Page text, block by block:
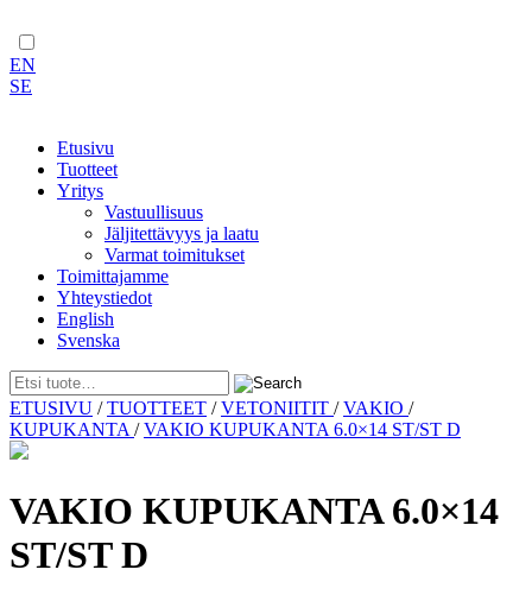
EN
SE
Etusivu
Tuotteet
Yritys
Vastuullisuus
Jäljitettävyys ja laatu
Varmat toimitukset
Toimittajamme
Yhteystiedot
English
Svenska
Skip
to
content
ETUSIVU /TUOTTEET /VETONIITIT /VAKIO /
KUPUKANTA /VAKIO KUPUKANTA 6.0×14 ST/ST D
VAKIO KUPUKANTA 6.0×14
ST/ST D